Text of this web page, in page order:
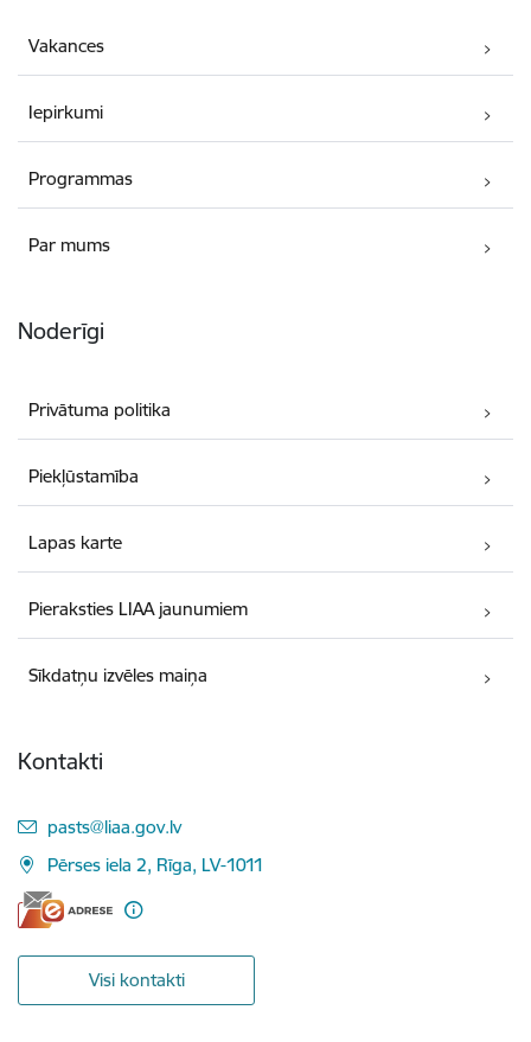
Vakances
Iepirkumi
Programmas
Par mums
Noderīgi
Privātuma politika
Piekļūstamība
Lapas karte
Pieraksties LIAA jaunumiem
Sīkdatņu izvēles maiņa
Kontakti
E-pasts:
pasts@liaa.gov.lv
Pērses iela 2, Rīga, LV-1011
Visi kontakti